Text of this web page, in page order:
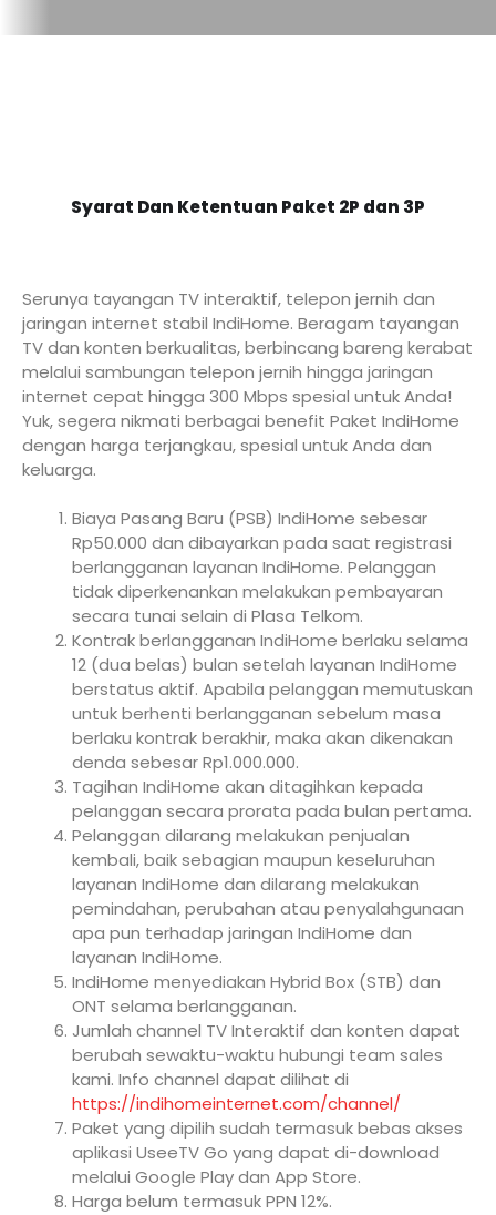
Syarat Dan Ketentuan Paket 2P dan 3P
Serunya tayangan TV interaktif, telepon jernih dan
jaringan internet stabil IndiHome. Beragam tayangan
TV dan konten berkualitas, berbincang bareng kerabat
melalui sambungan telepon jernih hingga jaringan
internet cepat hingga 300 Mbps spesial untuk Anda!
Yuk, segera nikmati berbagai benefit Paket IndiHome
dengan harga terjangkau, spesial untuk Anda dan
keluarga.
Biaya Pasang Baru (PSB) IndiHome sebesar
Rp50.000 dan dibayarkan pada saat registrasi
berlangganan layanan IndiHome. Pelanggan
tidak diperkenankan melakukan pembayaran
secara tunai selain di Plasa Telkom.
Kontrak berlangganan IndiHome berlaku selama
12 (dua belas) bulan setelah layanan IndiHome
berstatus aktif. Apabila pelanggan memutuskan
untuk berhenti berlangganan sebelum masa
berlaku kontrak berakhir, maka akan dikenakan
denda sebesar Rp1.000.000.
Tagihan IndiHome akan ditagihkan kepada
pelanggan secara prorata pada bulan pertama.
Pelanggan dilarang melakukan penjualan
kembali, baik sebagian maupun keseluruhan
layanan IndiHome dan dilarang melakukan
pemindahan, perubahan atau penyalahgunaan
apa pun terhadap jaringan IndiHome dan
layanan IndiHome.
IndiHome menyediakan Hybrid Box (STB) dan
ONT selama berlangganan.
Jumlah channel TV Interaktif dan konten dapat
berubah sewaktu-waktu hubungi team sales
kami. Info channel dapat dilihat di
https://indihomeinternet.com/channel/
Paket yang dipilih sudah termasuk bebas akses
aplikasi UseeTV Go yang dapat di-download
melalui Google Play dan App Store.
Harga belum termasuk PPN 12%.